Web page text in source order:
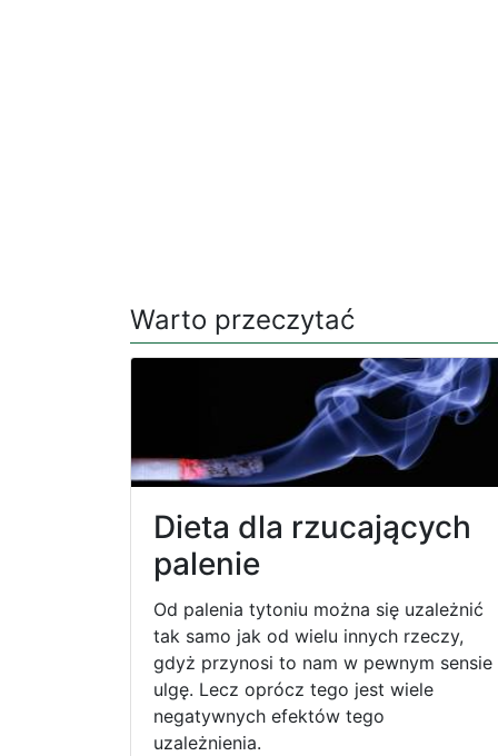
Warto przeczytać
Dieta dla rzucających
palenie
Od palenia tytoniu można się uzależnić
tak samo jak od wielu innych rzeczy,
gdyż przynosi to nam w pewnym sensie
ulgę. Lecz oprócz tego jest wiele
negatywnych efektów tego
uzależnienia.